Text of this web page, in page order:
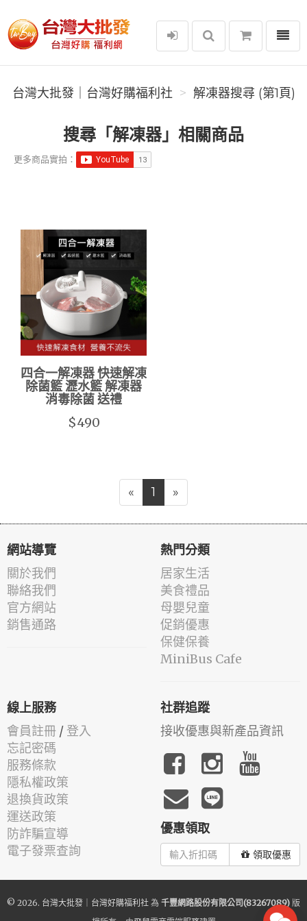
台灣大批發｜台灣好購福利社
選單
台灣大批發｜台灣好購福利社 解凍器搜尋 (第1頁)
搜尋「解凍器」相關商品
更多商品實拍：
四合一解凍器 快速解凍
除菌籃 瀝水籃 解凍器
消毒除菌 送禮
$490
« 1 »
網站導覽
關於我們
聯絡我們
官方網站
銷售通路
熱門分類
居家生活
美食禮品
母嬰兒童
促銷優惠
保健保養
MiniBus Cafe
線上服務
會員註冊 / 登入
忘記密碼
服務條款
隱私權政策
退換貨政策
運送政策
防詐騙宣導
電子發票查詢
社群追蹤
接收優惠與新產品資訊
優惠領取
領取優惠
© 2026. 台灣大批發｜台灣好購福利社 為 千豐網路股份有限公司(83267089) 版